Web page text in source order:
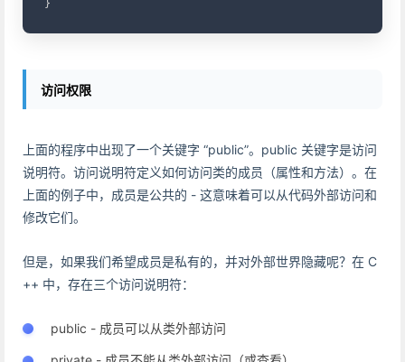
}
访问权限
上面的程序中出现了一个关键字 “public”。public 关键字是访问
说明符。访问说明符定义如何访问类的成员（属性和方法）。在
上面的例子中，成员是公共的 - 这意味着可以从代码外部访问和
修改它们。
但是，如果我们希望成员是私有的，并对外部世界隐藏呢？在 C
++ 中，存在三个访问说明符：
public - 成员可以从类外部访问